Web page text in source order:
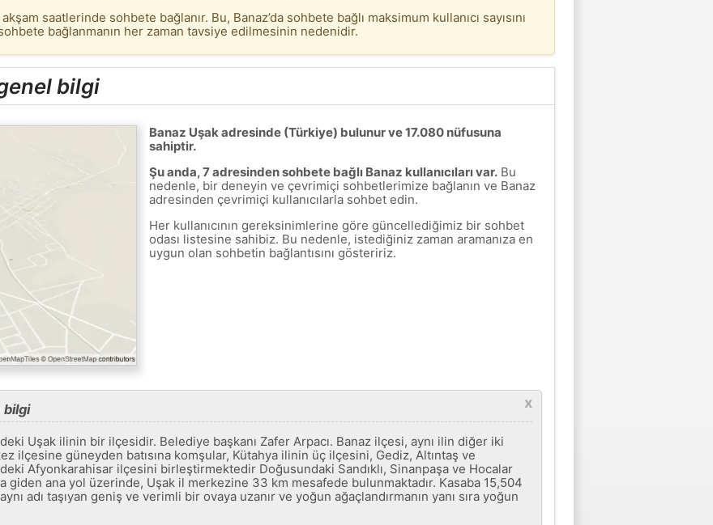
saatlerinde sohbete bağlanır. Bu, Banaz’da sohbete bağlı maksimum kullanıcı sayısını
bağlanmanın her zaman tavsiye edilmesinin nedenidir.
bilgi
Banaz Uşak adresinde (Türkiye) bulunur ve 17.080 nüfusuna
sahiptir.
Şu anda, 7 adresinden sohbete bağlı Banaz kullanıcıları var.Bu
nedenle, bir deneyin ve çevrimiçi sohbetlerimize bağlanın ve Banaz
adresinden çevrimiçi kullanıcılarla sohbet edin.
Her kullanıcının gereksinimlerine göre güncellediğimiz bir sohbet
odası listesine sahibiz. Bu nedenle, istediğiniz zaman aramanıza en
uygun olan sohbetin bağlantısını gösteririz.
x
bilgi
Uşak ilinin bir ilçesidir. Belediye başkanı Zafer Arpacı. Banaz ilçesi, aynı ilin diğer iki
ilçesine güneyden batısına komşular, Kütahya ilinin üç ilçesini, Gediz, Altıntaş ve
Afyonkarahisar ilçesini birleştirmektedir Doğusundaki Sandıklı, Sinanpaşa ve Hocalar
giden ana yol üzerinde, Uşak il merkezine 33 km mesafede bulunmaktadır. Kasaba 15,504
adı taşıyan geniş ve verimli bir ovaya uzanır ve yoğun ağaçlandırmanın yanı sıra yoğun